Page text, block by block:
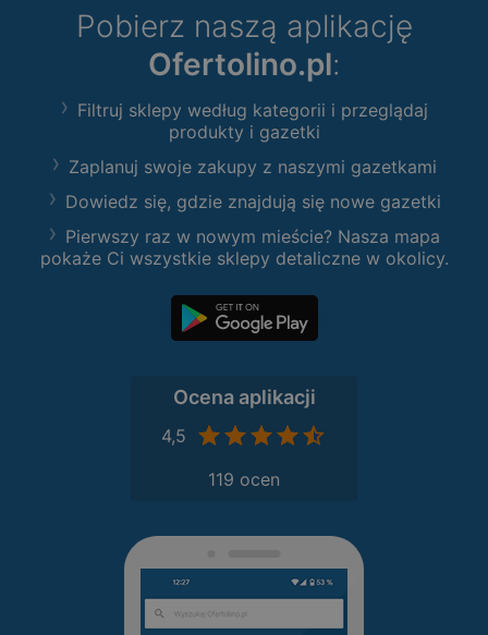
Pobierz naszą aplikację
Ofertolino.pl:
Filtruj sklepy według kategorii i przeglądaj
produkty i gazetki
Zaplanuj swoje zakupy z naszymi gazetkami
Dowiedz się, gdzie znajdują się nowe gazetki
Pierwszy raz w nowym mieście? Nasza mapa
pokaże Ci wszystkie sklepy detaliczne w okolicy.
Ocena aplikacji
4,5
119 ocen